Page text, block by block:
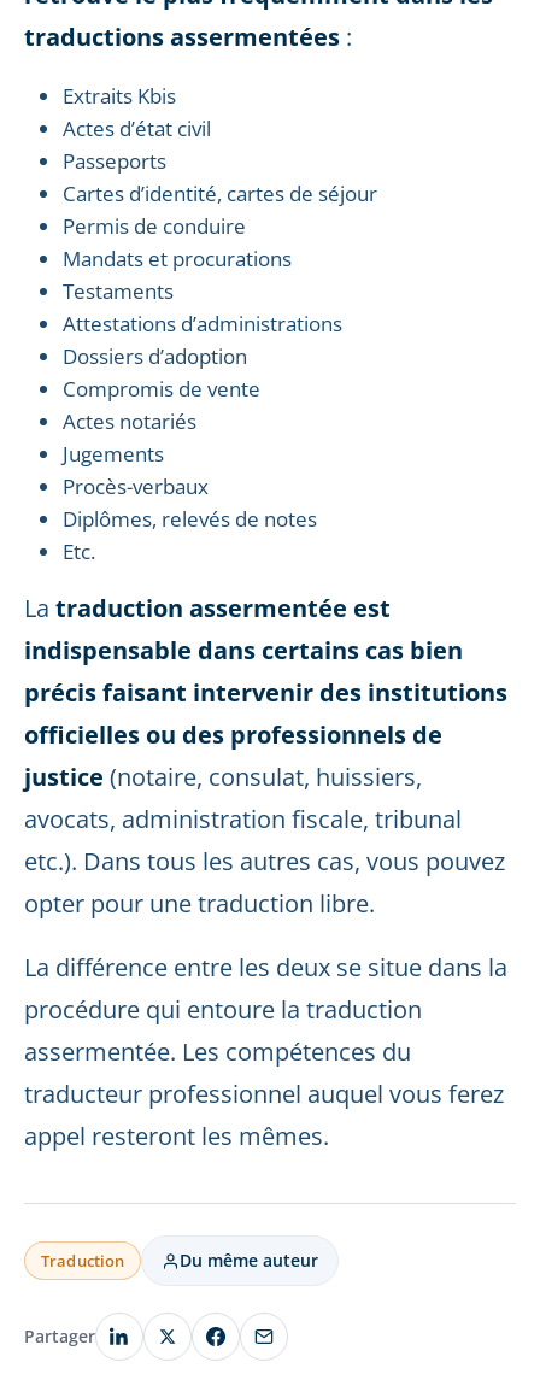
traductions assermentées :
Extraits Kbis
Actes d’état civil
Passeports
Cartes d’identité, cartes de séjour
Permis de conduire
Mandats et procurations
Testaments
Attestations d’administrations
Dossiers d’adoption
Compromis de vente
Actes notariés
Jugements
Procès-verbaux
Diplômes, relevés de notes
Etc.
La traduction assermentée est
indispensable dans certains cas bien
précis faisant intervenir des institutions
officielles ou des professionnels de
justice (notaire, consulat, huissiers,
avocats, administration fiscale, tribunal
etc.). Dans tous les autres cas, vous pouvez
opter pour une traduction libre.
La différence entre les deux se situe dans la
procédure qui entoure la traduction
assermentée. Les compétences du
traducteur professionnel auquel vous ferez
appel resteront les mêmes.
Traduction Du même auteur
Partager